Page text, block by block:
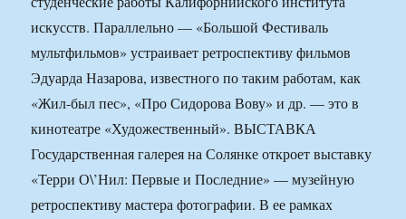
искусств. Параллельно — «Большой Фестиваль
мультфильмов» устраивает ретроспективу фильмов
Эдуарда Назарова, известного по таким работам, как
«Жил-был пес», «Про Сидорова Вову» и др. — это в
кинотеатре «Художественный». ВЫСТАВКА
Государственная галерея на Солянке откроет выставку
«Терри О\’Нил: Первые и Последние» — музейную
ретроспективу мастера фотографии. В ее рамках